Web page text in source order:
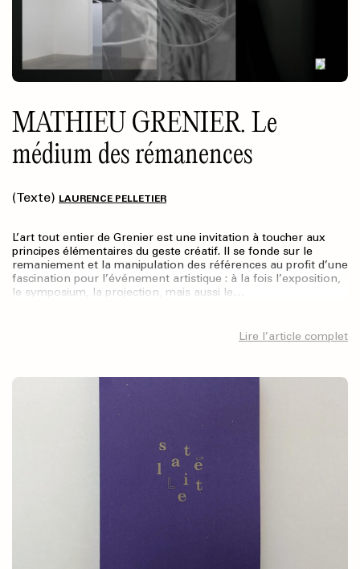
MATHIEU GRENIER. Le
médium des rémanences
(Texte) LAURENCE PELLETIER
L’art tout entier de Grenier est une invitation à toucher aux
principes élémentaires du geste créatif. Il se fonde sur le
remaniement et la manipulation des références au profit d’une
fascination pour l’événement artistique : à la fois l’exposition,
le symposium, la projection, mais aussi le…
Lire l’article complet